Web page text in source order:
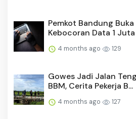
Pemkot Bandung
Kebocoran Data 1 Juta
4 months ago 129
Gowes Jadi Jalan
BBM, Cerita Pekerja B...
4 months ago 127